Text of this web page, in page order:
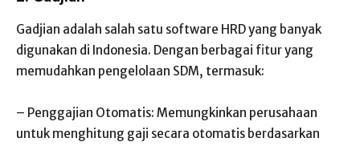
Gadjian adalah salah satu software HRD yang banyak
digunakan di Indonesia. Dengan berbagai fitur yang
memudahkan pengelolaan SDM, termasuk:
– Penggajian Otomatis: Memungkinkan perusahaan
untuk menghitung gaji secara otomatis berdasarkan